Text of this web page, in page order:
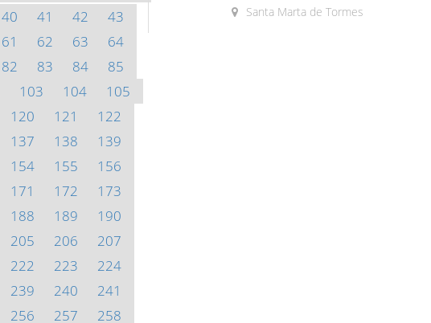
40 41 42
43
61 62 63
64
82 83 84
85
103 104
105
120 121
122
137 138
139
154 155
156
171 172
173
188 189
190
205 206
207
222 223
224
239 240
241
256 257 258
Santa Marta de Tormes